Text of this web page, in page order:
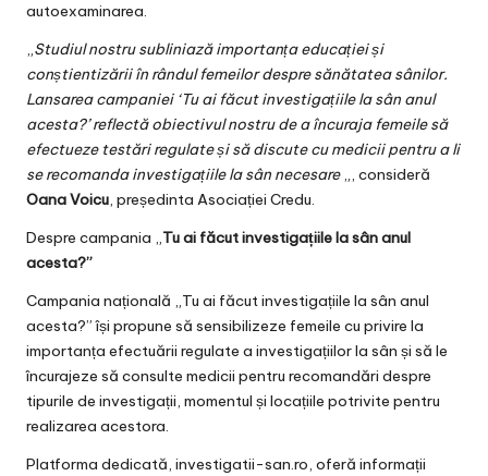
autoexaminarea.
„Studiul nostru subliniază importanța educației și
conștientizării în rândul femeilor despre sănătatea sânilor.
Lansarea campaniei ‘Tu ai făcut investigațiile la sân anul
acesta?’ reflectă obiectivul nostru de a încuraja femeile să
efectueze testări regulate și să discute cu medicii pentru a li
se recomanda investigațiile la sân necesare„, consideră
Oana Voicu, președinta Asociației Credu.
Despre campania „Tu ai făcut investigațiile la sân anul
acesta?”
Campania națională „Tu ai făcut investigațiile la sân anul
acesta?” își propune să sensibilizeze femeile cu privire la
importanța efectuării regulate a investigațiilor la sân și să le
încurajeze să consulte medicii pentru recomandări despre
tipurile de investigații, momentul și locațiile potrivite pentru
realizarea acestora.
Platforma dedicată, investigatii-san.ro, oferă informații